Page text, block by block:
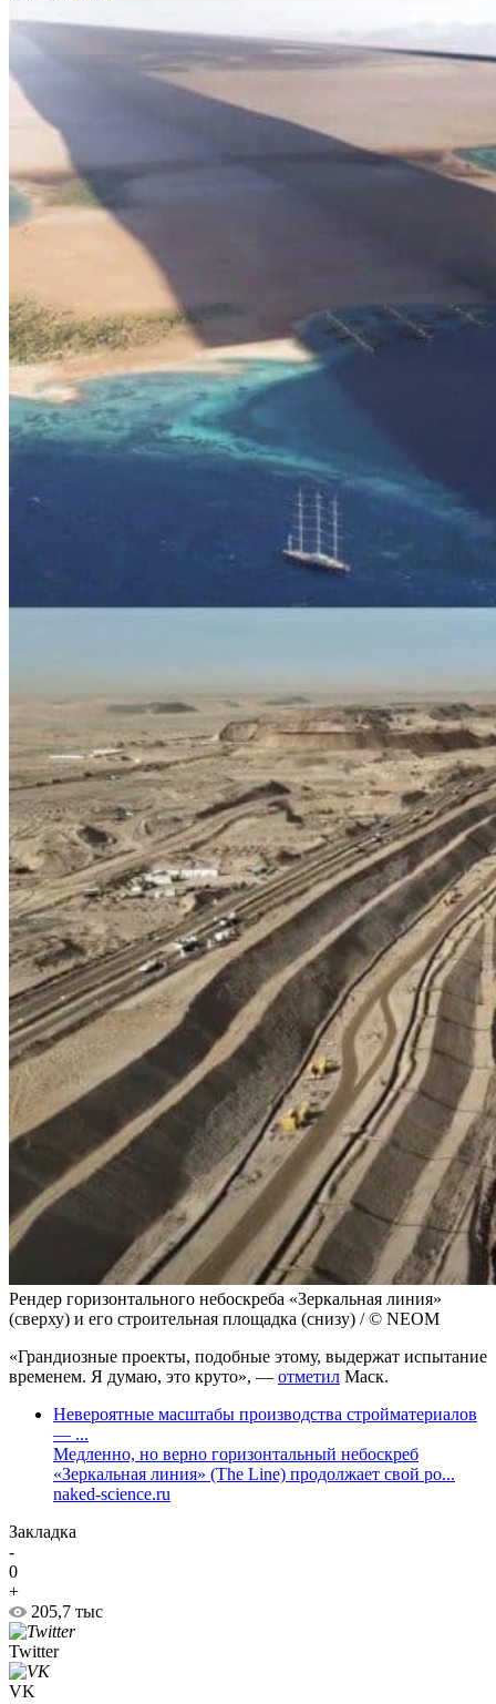
Рендер горизонтального небоскреба «Зеркальная линия»
(сверху) и его строительная площадка (снизу) / © NEOM
«Грандиозные проекты, подобные этому, выдержат испытание
временем. Я думаю, это круто», — отметил Маск.
Невероятные масштабы производства стройматериалов
— ...
Медленно, но верно горизонтальный небоскреб
«Зеркальная линия» (The Line) продолжает свой ро...
naked-science.ru
Закладка
-
0
+
205,7 тыс
Twitter
VK